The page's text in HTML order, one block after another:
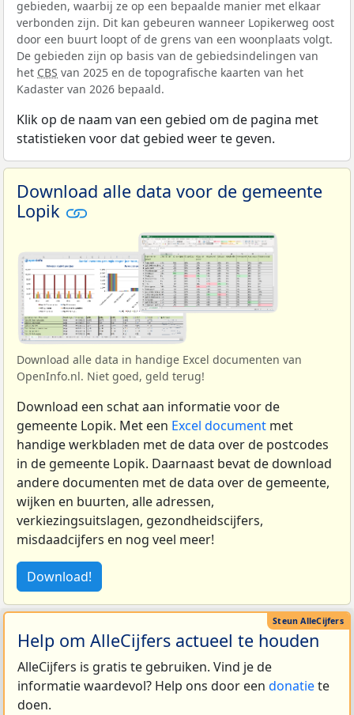
gebieden, waarbij ze op een bepaalde manier met elkaar
verbonden zijn. Dit kan gebeuren wanneer Lopikerweg oost
door een buurt loopt of de grens van een woonplaats volgt.
De gebieden zijn op basis van de gebiedsindelingen van
het CBS van 2025 en de topografische kaarten van het
Kadaster van 2026 bepaald.
Klik op de naam van een gebied om de pagina met
statistieken voor dat gebied weer te geven.
Download alle data voor de gemeente
Lopik
Download alle data in handige Excel documenten van
OpenInfo.nl. Niet goed, geld terug!
Download een schat aan informatie voor de
gemeente Lopik. Met een Excel document met
handige werkbladen met de data over de postcodes
in de gemeente Lopik. Daarnaast bevat de download
andere documenten met de data over de gemeente,
wijken en buurten, alle adressen,
verkiezingsuitslagen, gezondheidscijfers,
misdaadcijfers en nog veel meer!
Download!
Help om AlleCijfers actueel te houden
AlleCijfers is gratis te gebruiken. Vind je de
informatie waardevol? Help ons door een donatiete
doen.